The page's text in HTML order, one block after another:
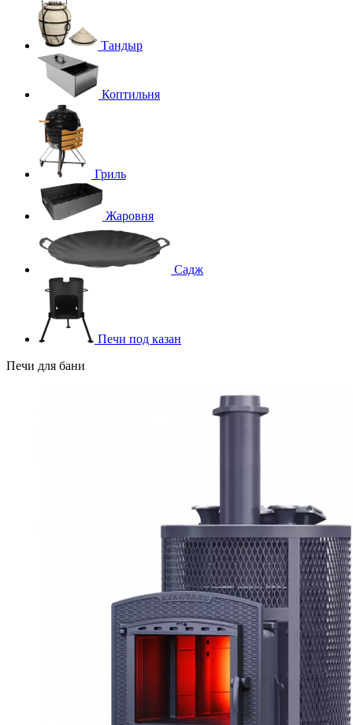
Тандыр
Коптильня
Гриль
Жаровня
Садж
Печи под казан
Печи для бани